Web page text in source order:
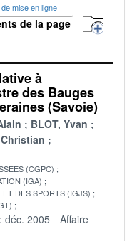
mise en ligne
de la page
à
des Bauges
(Savoie)
BLOT, Yvan
(CGPC)
(IGA)
DES SPORTS (IGJS)
déc. 2005
Affaire